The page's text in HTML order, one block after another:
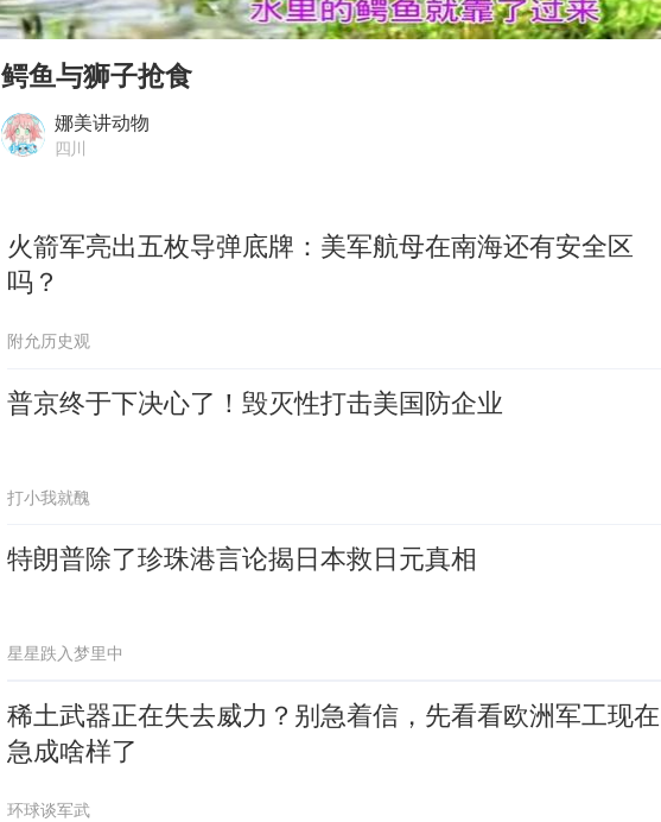
曝美拒绝乌增购“爱国者”导弹请求
公司“上四休三”但要降薪1000元
广岛核爆81周年央视播《奥本海默》
Play
00:00
鳄鱼与狮子抢食
娜美讲动物
四川
火箭军亮出五枚导弹底牌：美军航母在南海还有安全区
吗？
附允历史观
普京终于下决心了！毁灭性打击美国防企业
打小我就醜
特朗普除了珍珠港言论揭日本救日元真相
星星跌入梦里中
稀土武器正在失去威力？别急着信，先看看欧洲军工现在
急成啥样了
环球谈军武